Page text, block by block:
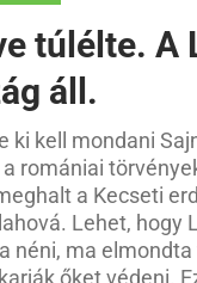
túlélte. A
áll.
ki kell mondani
romániai
a Kecseti
Lehet, hogy
néni, ma
őket védeni.